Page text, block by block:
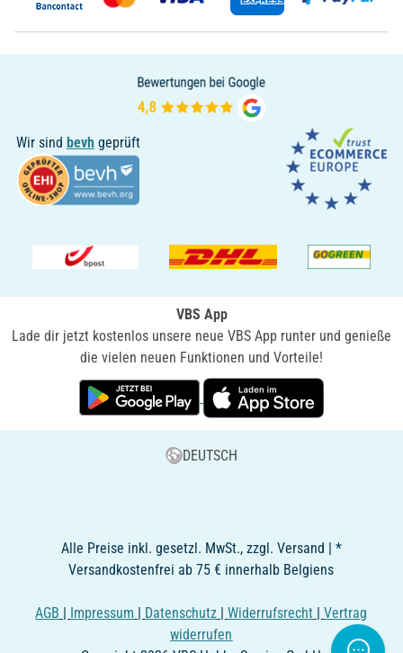
Wir sind bevh geprüft
VBS App
Lade dir jetzt kostenlos unsere neue VBS App runter und genieße
die vielen neuen Funktionen und Vorteile!
DEUTSCH
Alle Preise inkl. gesetzl. MwSt., zzgl. Versand | *
Versandkostenfrei ab 75 € innerhalb Belgiens
AGB | Impressum | Datenschutz |Widerrufsrecht |Vertrag
widerrufen